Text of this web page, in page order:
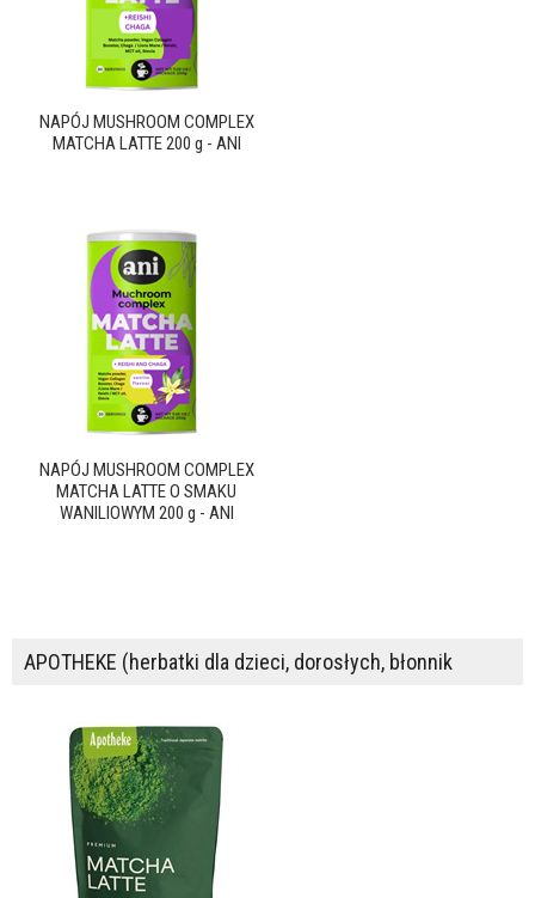
NAPÓJ MUSHROOM COMPLEX
MATCHA LATTE 200 g - ANI
NAPÓJ MUSHROOM COMPLEX
MATCHA LATTE O SMAKU
WANILIOWYM 200 g - ANI
APOTHEKE (herbatki dla dzieci, dorosłych, błonnik